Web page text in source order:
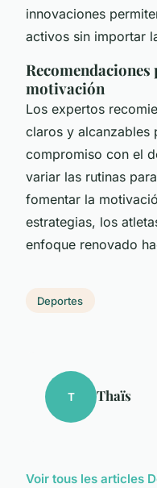
innovaciones
activos sin importar
motivación
Los expertos
claros y alcanzables
compromiso con el
variar las rutinas
fomentar la
estrategias, los
enfoque renovado
Deportes
T Thaïs
Voir tous les articles